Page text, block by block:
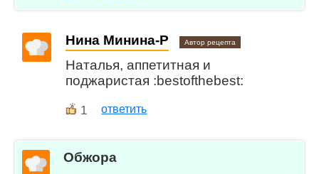
Нина Минина-Р Автор рецепта
Наталья, аппетитная и
поджаристая :bestofthebest:
1 ответить
Обжора